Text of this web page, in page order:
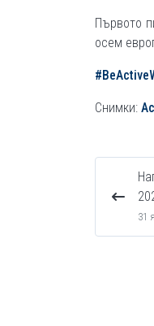
Първото
осем
Снимки:
31